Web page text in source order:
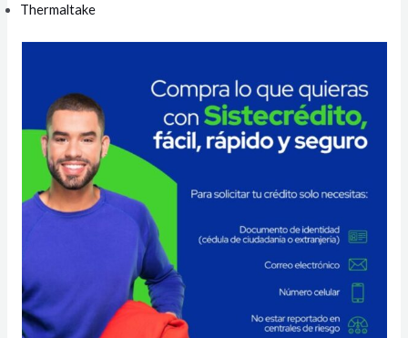
Thermaltake